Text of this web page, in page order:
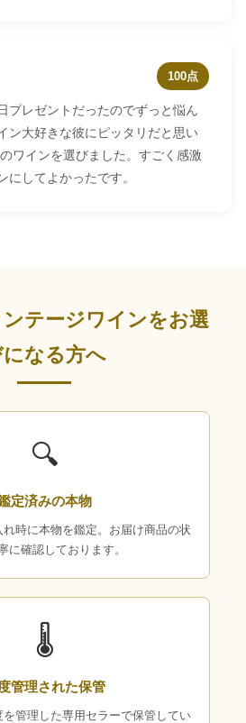
100点
プレゼントだったのでずっと悩ん
ン大好きな彼にピッタリだと思い
ワインを選びました。すごく感激
にしてよかったです。
テージワインをお選
になる方へ
🔍
定済みの本物
時に本物を鑑定。お届け商品の状
に確認しております。
🌡
管理された保管
管理した専用セラーで保管してい